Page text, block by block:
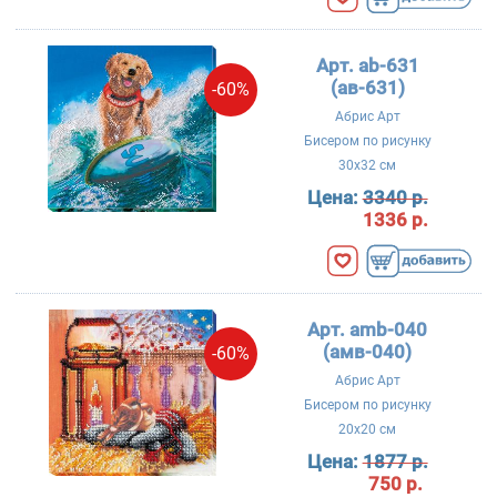
-60%
Арт. ab-631
(ав-631)
Абрис Арт
Бисером по рисунку
30x32 см
Цена:3340 р.
1336 р.
-60%
Арт. amb-040
(амв-040)
Абрис Арт
Бисером по рисунку
20x20 см
Цена:1877 р.
750 р.